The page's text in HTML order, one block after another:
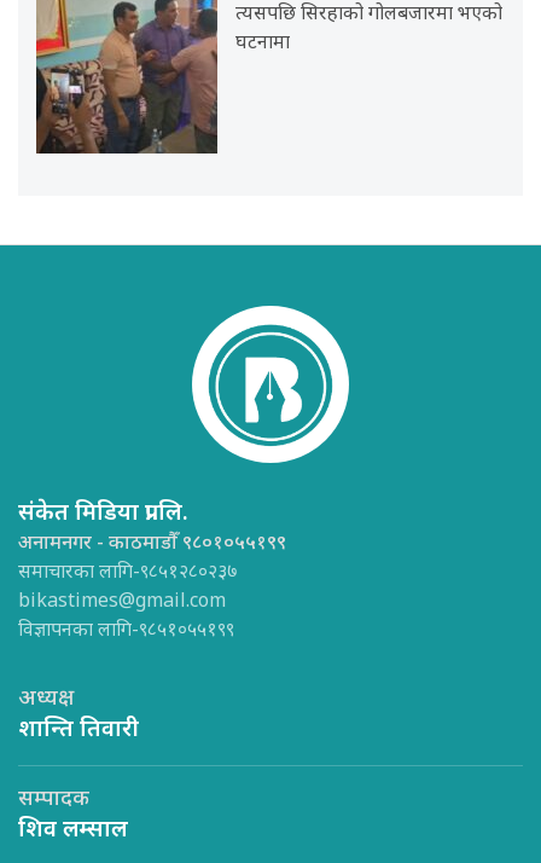
त्यसपछि सिरहाको गोलबजारमा भएको
घटनामा
संकेत मिडिया प्रा.लि.
अनामनगर - काठमाडौँ ९८०१०५५१९९
समाचारका लागि-९८५१२८०२३७
bikastimes@gmail.com
विज्ञापनका लागि-९८५१०५५१९९
अध्यक्ष
शान्ति तिवारी
सम्पादक
शिव लम्साल